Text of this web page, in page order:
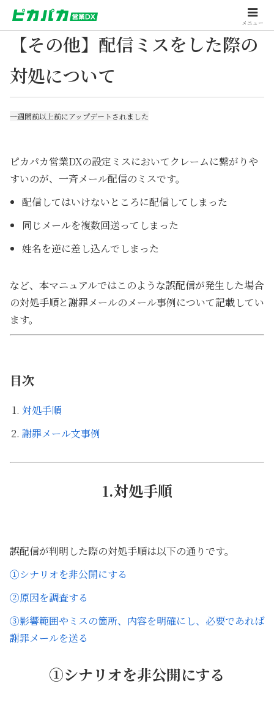
【その他】配信ミスをした際の
対処について
一週間前以上前にアップデートされました
ピカパカ営業DXの設定ミスにおいてクレームに繋がりや
すいのが、一斉メール配信のミスです。
配信してはいけないところに配信してしまった
同じメールを複数回送ってしまった
姓名を逆に差し込んでしまった
など、本マニュアルではこのような誤配信が発生した場合
の対処手順と謝罪メールのメール事例について記載してい
ます。
目次
対処手順
謝罪メール文事例
1.対処手順
誤配信が判明した際の対処手順は以下の通りです。
①シナリオを非公開にする
②原因を調査する
③影響範囲やミスの箇所、内容を明確にし、必要であれば
謝罪メールを送る
①シナリオを非公開にする
メニュー